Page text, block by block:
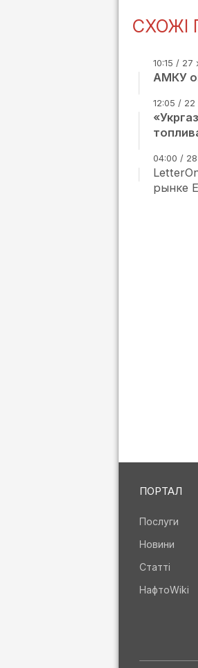
СХОЖІ
10:15 / 27
АМКУ
12:05 / 22
04:00 /
рынке
ПОРТАЛ
Послуги
Новини
Статті
НафтоWiki